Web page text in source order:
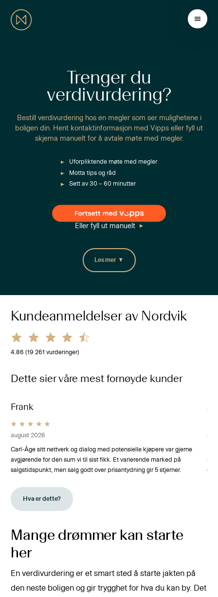
Trenger du
verdivurdering?
Bestill verdivurdering hos en megler som ser mulighetene i
boligen din. Hent kontaktinformasjon med Vipps eller fyll ut
skjema manuelt for å avtale møte med megler.
Uforpliktende møte med megler
Motta tips og råd
Sett av 30 – 60 minutter
Eller fyll ut manuelt
Les mer
Kundeanmeldelser av Nordvik
4.86 (19 261 vurderinger)
Dette sier våre mest fornøyde kunder
Frank
august 2026
Carl-Åge sitt nettverk og dialog med potensielle kjøpere var gjerne
avgjørende for den sum vi til sist fikk. Et varierende marked på
salgstidspunkt, men salg godt over prisantydning gir 5 stjerner.
og
Hva er dette?
Mange drømmer kan starte
her
En verdivurdering er et smart sted å starte jakten på
den neste boligen og gir trygghet for hva du kan by. Det